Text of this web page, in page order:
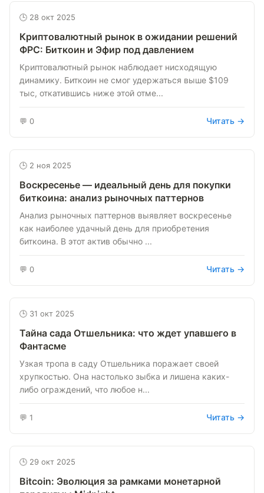
🕒 28 окт 2025
Криптовалютный рынок в ожидании решений
ФРС: Биткоин и Эфир под давлением
Криптовалютный рынок наблюдает нисходящую
динамику. Биткоин не смог удержаться выше $109
тыс, откатившись ниже этой отме...
💬 0 Читать →
🕒 2 ноя 2025
Воскресенье — идеальный день для покупки
биткоина: анализ рыночных паттернов
Анализ рыночных паттернов выявляет воскресенье
как наиболее удачный день для приобретения
биткоина. В этот актив обычно ...
💬 0 Читать →
🕒 31 окт 2025
Тайна сада Отшельника: что ждет упавшего в
Фантасме
Узкая тропа в саду Отшельника поражает своей
хрупкостью. Она настолько зыбка и лишена каких-
либо ограждений, что любое н...
💬 1 Читать →
🕒 29 окт 2025
Bitcoin: Эволюция за рамками монетарной